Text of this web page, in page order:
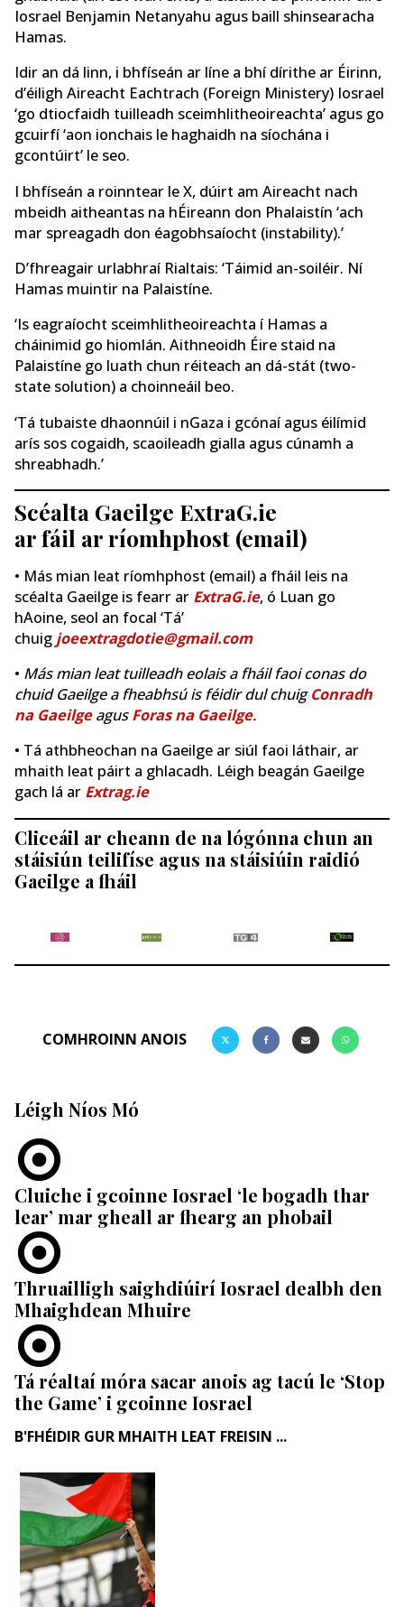
Iosrael Benjamin Netanyahu agus baill shinsearacha
Hamas.
Idir an dá linn, i bhfíseán ar líne a bhí dírithe ar Éirinn,
d’éiligh Aireacht Eachtrach (Foreign Ministery) Iosrael
‘go dtiocfaidh tuilleadh sceimhlitheoireachta’ agus go
gcuirfí ‘aon ionchais le haghaidh na síochána i
gcontúirt’ le seo.
I bhfíseán a roinntear le X, dúirt am Aireacht nach
mbeidh aitheantas na hÉireann don Phalaistín ‘ach
mar spreagadh don éagobhsaíocht (instability).’
D’fhreagair urlabhraí Rialtais: ‘Táimid an-soiléir. Ní
Hamas muintir na Palaistíne.
‘Is eagraíocht sceimhlitheoireachta í Hamas a
cháinimid go hiomlán. Aithneoidh Éire staid na
Palaistíne go luath chun réiteach an dá-stát (two-
state solution) a choinneáil beo.
‘Tá tubaiste dhaonnúil i nGaza i gcónaí agus éilímid
arís sos cogaidh, scaoileadh gialla agus cúnamh a
shreabhadh.’
Scéalta Gaeilge ExtraG.ie
ar fáil ar ríomhphost (email)
• Más mian leat ríomhphost (email) a fháil leis na
scéalta Gaeilge is fearr ar ExtraG.ie, ó Luan go
hAoine, seol an focal ‘Tá’
chuig joeextragdotie@gmail.com
• Más mian leat tuilleadh eolais a fháil faoi conas do
chuid Gaeilge a fheabhsú is féidir dul chuigConradh
na GaeilgeagusForas na Gaeilge.
• Tá athbheochan na Gaeilge ar siúl faoi láthair, ar
mhaith leat páirt a ghlacadh. Léigh beagán Gaeilge
gach lá ar Extrag.ie
Cliceáil ar cheann de na lógónna chun an
stáisiún teilifíse agus na stáisiúin raidió
Gaeilge a fháil
COMHROINN ANOIS
Léigh Níos Mó
Cluiche i gcoinne Iosrael ‘le bogadh thar
lear’ mar gheall ar fhearg an phobail
Thruailligh saighdiúirí Iosrael dealbh den
Mhaighdean Mhuire
Tá réaltaí móra sacar anois ag tacú le ‘Stop
the Game’ i gcoinne Iosrael
B'FHÉIDIR GUR MHAITH LEAT FREISIN ...